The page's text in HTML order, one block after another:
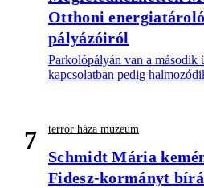
Otthoni
pályázóiról
Parkolópályán van a második
kapcsolatban pedig
7 terror háza múzeum
Schmidt Mária
Fidesz-kormányt